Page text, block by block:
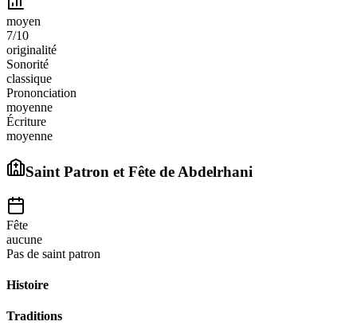
moyen
7/10
originalité
Sonorité
classique
Prononciation
moyenne
Écriture
moyenne
Saint Patron et Fête deAbdelrhani
Fête
aucune
Pas de saint patron
Histoire
Traditions